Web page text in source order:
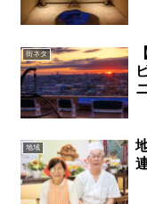
街ネタ
地域